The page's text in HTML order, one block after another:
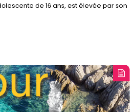
de 16 ans, est élevée par son